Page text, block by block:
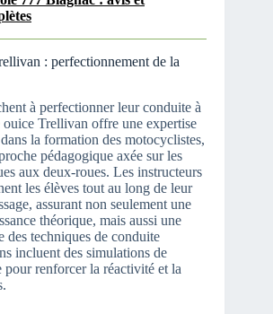
: perfectionnement de la
à perfectionner leur conduite à
Trellivan offre une expertise
la formation des motocyclistes,
pédagogique axée sur les
aux deux-roues. Les instructeurs
les élèves tout au long de leur
assurant non seulement une
théorique, mais aussi une
des techniques de conduite
incluent des simulations de
pour renforcer la réactivité et la